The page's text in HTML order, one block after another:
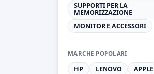
SUPPORTI PER LA
MEMORIZZAZIONE
MONITOR E ACCESSORI
MARCHE POPOLARI
HP LENOVO
APPLE